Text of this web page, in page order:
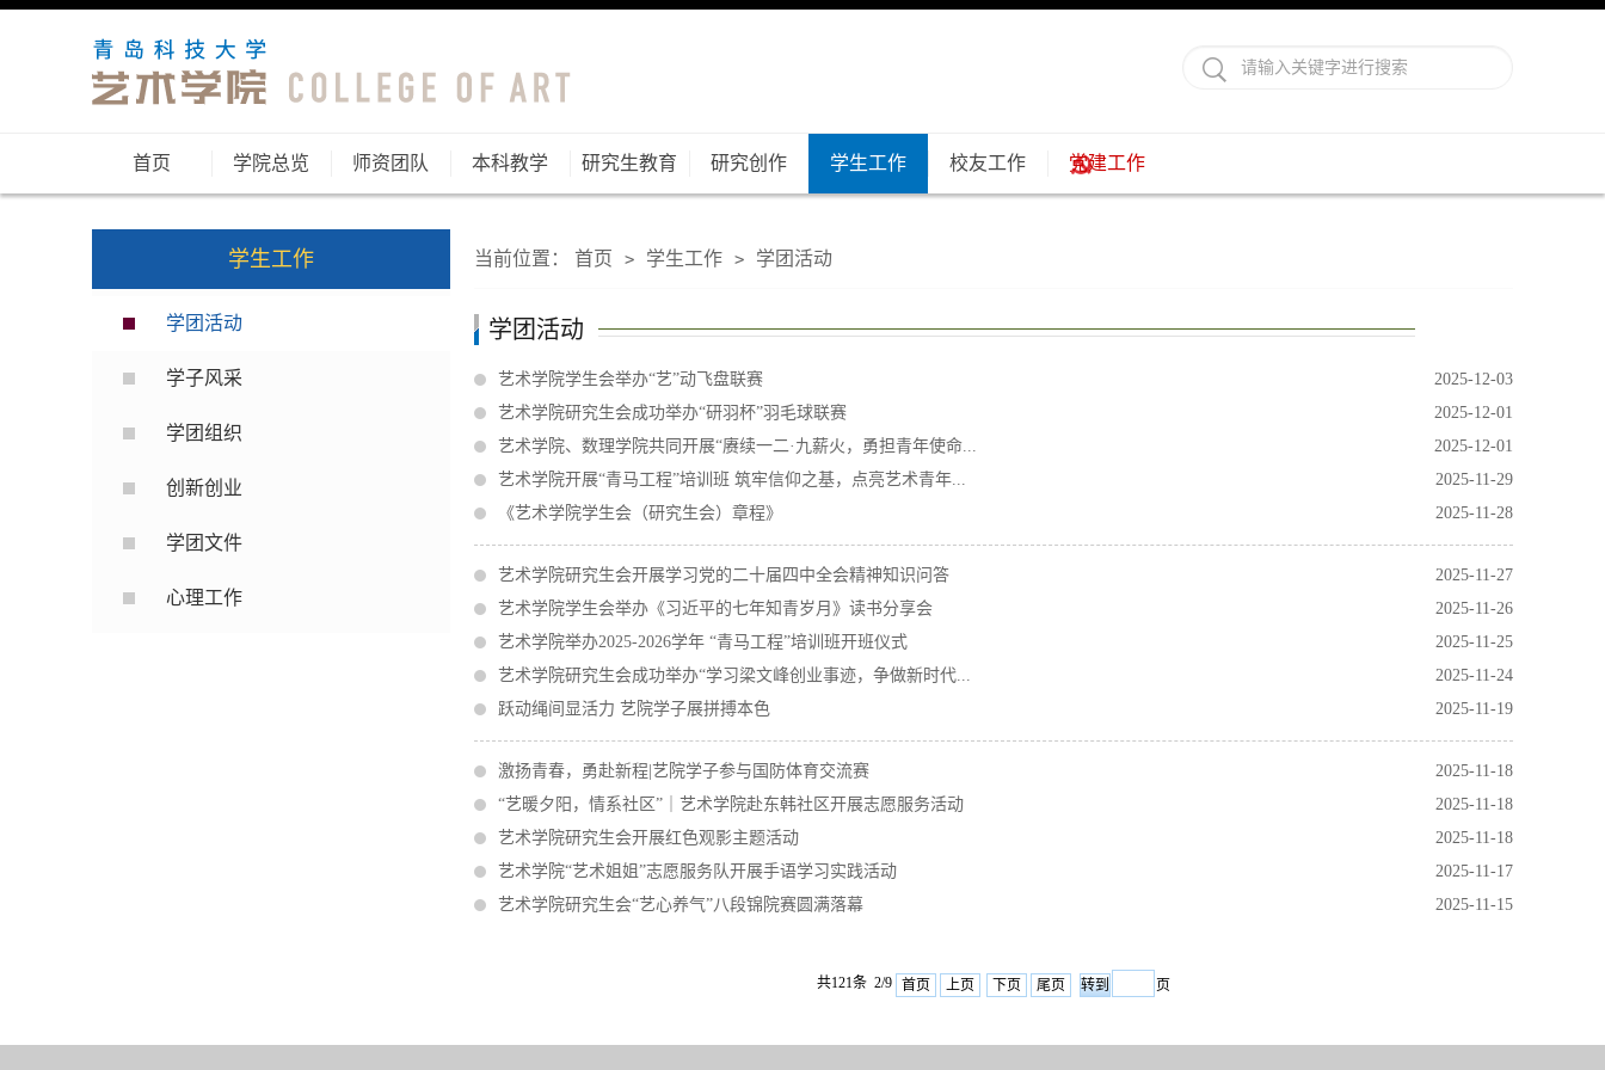
首页 学院总览 师资团队 本科教学 研究生教育 研究创作 学生工作 校友工作 党建工作
学生工作
学团活动
学子风采
学团组织
创新创业
学团文件
心理工作
当前位置： 首页 > 学生工作 > 学团活动
学团活动
2025-12-03
艺术学院学生会举办“艺”动飞盘联赛
2025-12-01
艺术学院研究生会成功举办“研羽杯”羽毛球联赛
2025-12-01
艺术学院、数理学院共同开展“赓续一二·九薪火，勇担青年使命...
2025-11-29
艺术学院开展“青马工程”培训班 筑牢信仰之基，点亮艺术青年...
2025-11-28
《艺术学院学生会（研究生会）章程》
2025-11-27
艺术学院研究生会开展学习党的二十届四中全会精神知识问答
2025-11-26
艺术学院学生会举办《习近平的七年知青岁月》读书分享会
2025-11-25
艺术学院举办2025-2026学年 “青马工程”培训班开班仪式
2025-11-24
艺术学院研究生会成功举办“学习梁文峰创业事迹，争做新时代...
2025-11-19
跃动绳间显活力 艺院学子展拼搏本色
2025-11-18
激扬青春，勇赴新程|艺院学子参与国防体育交流赛
2025-11-18
“艺暖夕阳，情系社区”｜艺术学院赴东韩社区开展志愿服务活动
2025-11-18
艺术学院研究生会开展红色观影主题活动
2025-11-17
艺术学院“艺术姐姐”志愿服务队开展手语学习实践活动
2025-11-15
艺术学院研究生会“艺心养气”八段锦院赛圆满落幕
共121条 2/9 首页 上页 下页 尾页 页